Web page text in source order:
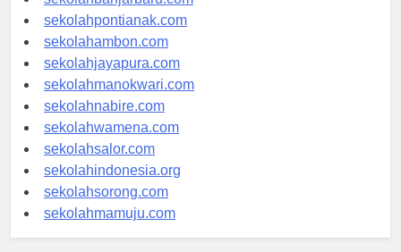
sekolahbanjarbaru.com
sekolahpontianak.com
sekolahambon.com
sekolahjayapura.com
sekolahmanokwari.com
sekolahnabire.com
sekolahwamena.com
sekolahsalor.com
sekolahindonesia.org
sekolahsorong.com